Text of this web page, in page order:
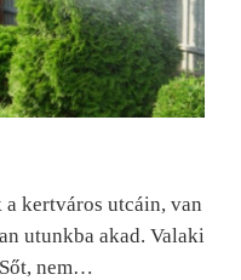
kertváros utcáin, van
utunkba akad. Valaki
nem…